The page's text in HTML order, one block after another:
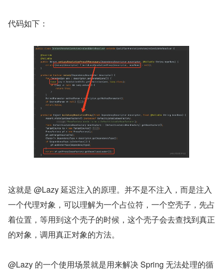
代码如下：
这就是 @Lazy 延迟注入的原理。并不是不注入，而是注入
一个代理对象，可以理解为一个占位符，一个空壳子，先占
着位置，等用到这个壳子的时候，这个壳子会去查找到真正
的对象，调用真正对象的方法。
@Lazy 的一个使用场景就是用来解决 Spring 无法处理的循